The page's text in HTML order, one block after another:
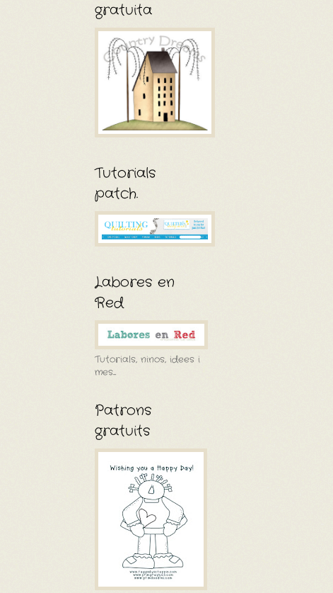
gratuita
Tutorials
patch.
Labores en
Red
Tutorials, ninos, idees i
mes....
Patrons
gratuits